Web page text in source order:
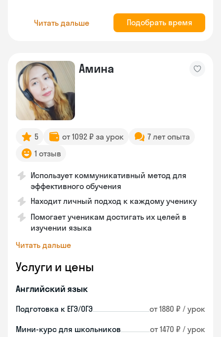
Читать дальше Подобрать время
Амина
5 от 1092 ₽ за урок
7 лет опыта
1 отзыв
Использует коммуникативный метод для
эффективного обучения
Находит личный подход к каждому ученику
Помогает ученикам достигать их целей в
изучении языка
Читать дальше
Услуги и цены
Английский язык
Подготовка к ЕГЭ/ОГЭ от 1880 ₽ / урок
Мини-курс для школьников от 1470 ₽ / урок